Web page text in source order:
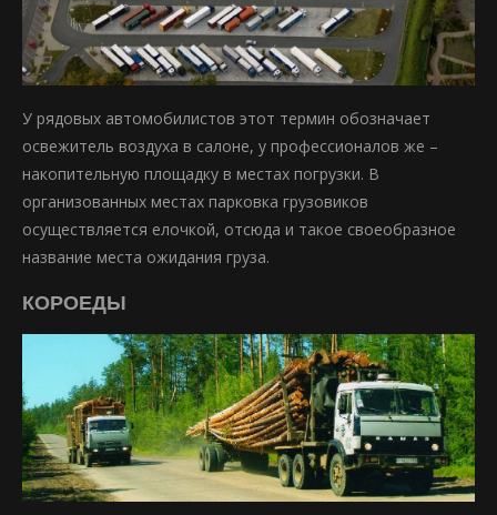
У рядовых автомобилистов этот термин обозначает
освежитель воздуха в салоне, у профессионалов же –
накопительную площадку в местах погрузки. В
организованных местах парковка грузовиков
осуществляется елочкой, отсюда и такое своеобразное
название места ожидания груза.
КОРОЕДЫ